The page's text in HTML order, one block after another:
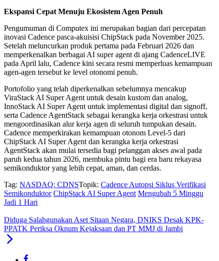
Ekspansi Cepat Menuju Ekosistem Agen Penuh
Pengumuman di Computex ini merupakan bagian dari percepatan
inovasi Cadence pasca-akuisisi ChipStack pada November 2025.
Setelah meluncurkan produk pertama pada Februari 2026 dan
memperkenalkan berbagai AI super agent di ajang CadenceLIVE
pada April lalu, Cadence kini secara resmi memperluas kemampuan
agen-agen tersebut ke level otonomi penuh.
Portofolio yang telah diperkenalkan sebelumnya mencakup
ViraStack AI Super Agent untuk desain kustom dan analog,
InnoStack AI Super Agent untuk implementasi digital dan signoff,
serta Cadence AgentStack sebagai kerangka kerja orkestrasi untuk
mengoordinasikan alur kerja agen di seluruh tumpukan desain.
Cadence memperkirakan kemampuan otonom Level-5 dari
ChipStack AI Super Agent dan kerangka kerja orkestrasi
AgentStack akan mulai tersedia bagi pelanggan akses awal pada
paruh kedua tahun 2026, membuka pintu bagi era baru rekayasa
semikonduktor yang lebih cepat, aman, dan cerdas.
Tag: NASDAQ: CDNSTopik: Cadence Autopsi Siklus Verifikasi
Semikonduktor ChipStack AI Super Agent Mengubah 5 Minggu
Jadi 1 Hari
Diduga Salahgunakan Aset Sitaan Negara, DNIKS Desak KPK-
PPATK Periksa Oknum Kejaksaan dan PT MMJ di Jambi